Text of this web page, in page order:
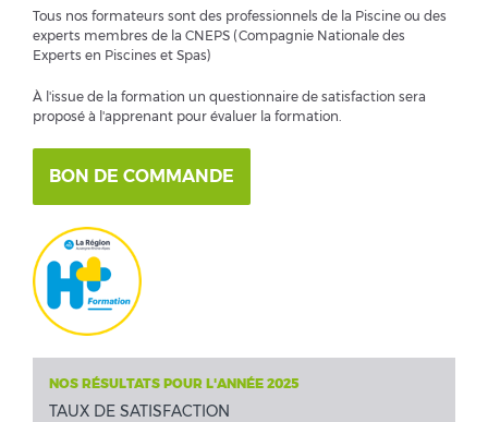
Tous nos formateurs sont des professionnels de la Piscine ou des
experts membres de la CNEPS (Compagnie Nationale des
Experts en Piscines et Spas)
À l'issue de la formation un questionnaire de satisfaction sera
proposé à l'apprenant pour évaluer la formation.
BON DE COMMANDE
NOS RÉSULTATS POUR L'ANNÉE 2025
TAUX DE SATISFACTION